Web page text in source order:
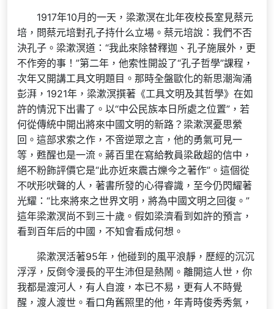
1917年10月的一天，梁漱溟在北年夜校長室見蔡元
培，問蔡元培對孔子持什么立場。蔡元培說：我們不否
決孔子。梁漱溟道：“我此來除替釋迦、孔子施展外，更
不作旁的事！”第二年，他索性開設了“孔子哲學”課程，
次年又開講工具文明題目。那時全盤歐化的新思潮洶涌
彭湃，1921年，梁漱溟撰著《工具文明及其哲學》在如
許的情況下出書了。以“中公民族本日所處之位置”，若
何從傳統中開出將來中國文明的新路？梁漱溟憂思縈
回。這部求索之作，不啻逆眾之言，他的勇氣可見一
等，甦醒也是一流。蔣百里在寫給教員梁啟超的信中，
絕不粉飾評價它是“此亦近來震古爍今之著作”。這個從
不吠形吠聲的人，著書所發的心得睿識，至今仍閃耀著
光耀：“比來將來之世界文明，將為中國文明之回復。”
這年梁漱溟尚不到三十歲。假如梁濟看到如許的預言，
看到百年后的中國，不知會看成何想。
梁漱溟活著95年，他碰到的風平浪靜，歷經的沉沉
浮浮，反倒令漫長的平生沛但是熱鬧。離開這人世，你
我都是渡河人，有人自渡，本已不易，更有人不時覺
醒，渡人渡世。看口角舊照里的他，年青時俊秀秀氣，